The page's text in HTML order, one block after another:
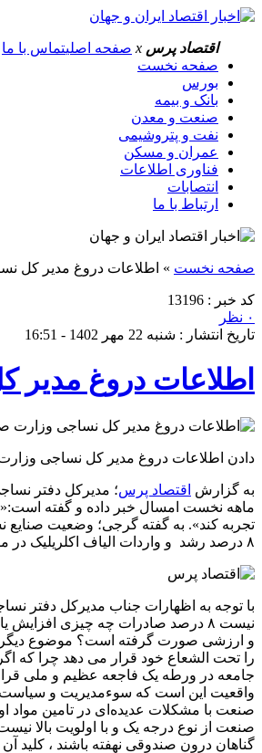
اقتصاد پرس x صفحه اصلیتماس با ما
صفحه نخست
بورس
بانک و بیمه
صنعت و معدن
نفت و پتروشیمی
عمران و مسکن
فناوری اطلاعات
انتصابات
ارتباط با ما
صفحه نخست » اطلاعات دروغ مدیر کل
کد خبر : 13196
۰ نظر
تاریخ انتشار : شنبه 22 مهر 1402 - 16:51
اطلاعات دروغ
دادن اطلاعات دروغ مدیر کل نساجی وزارت صمت در نشست خبری برگزاری ۳ نمایشگاه بین المللی
به گزارش اقتصاد پرس
ماهه نخست امسال خبر داده و گفته است:«
۸ درصد رشد و واردات الیاف اکلریلیک در مقایسه با سال ۱۴۰۰ حدود ۳۰ درصد افزایش داشته است.
و ارزشی صورت گرفته است؟ موضوع دیگر
را تحت الشعاع خود قرار می دهد چرا که
جامعه در ورطه یک فاجعه عظیم و ملی
واقعیت این است که سوءمدیریت و
صنعت با مشکلات عدیده‌ای در تامین مواد
صنعت از نوع درجه یک و با اولویت بالا
گناهان درون صندوقی نهفته باشند ، کلید